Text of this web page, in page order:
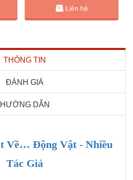
Liên hệ
THÔNG TIN
ĐÁNH GIÁ
HƯỚNG DẪN
Về… Động Vật - Nhiều
Tác Giả